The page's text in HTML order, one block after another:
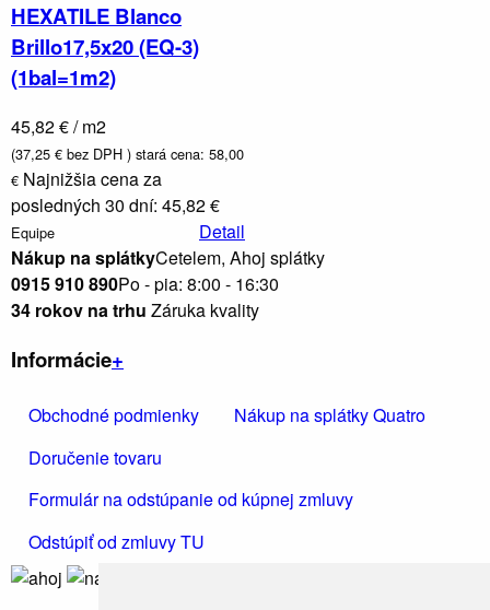
HEXATILE Blanco
Brillo17,5x20 (EQ-3)
(1bal=1m2)
45,82 € / m2
(37,25 € bez DPH ) stará cena: 58,00
€ Najnižšia cena za
posledných 30 dní: 45,82 €
Equipe
Detail
Nákup na splátkyCetelem, Ahoj splátky
0915 910 890Po - pia: 8:00 - 16:30
34 rokov na trhu Záruka kvality
Informácie+
Obchodné podmienky
Nákup na splátky Quatro
Doručenie tovaru
Formulár na odstúpanie od kúpnej zmluvy
Odstúpiť od zmluvy TU